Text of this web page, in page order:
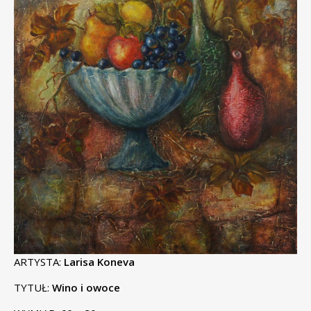
ARTYSTA: Larisa Koneva
TYTUŁ: Wino i owoce